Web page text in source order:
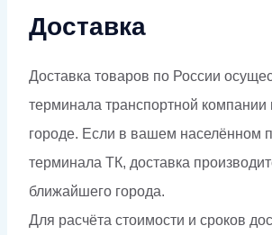
Доставка
Доставка товаров по России
терминала транспортной
городе. Если в вашем населённом
терминала ТК, доставка
ближайшего города.
Для расчёта стоимости и сроков